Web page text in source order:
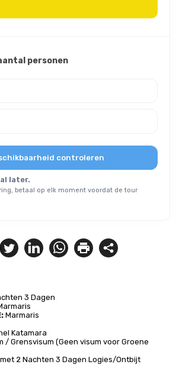
3 Dagen
Marmaris
Katamara
/ Grensvisum (Geen visum voor Groene
2 Nachten 3 Dagen Logies/Ontbijt
personen
controleren
later.
betaal op elk moment voordat de tour